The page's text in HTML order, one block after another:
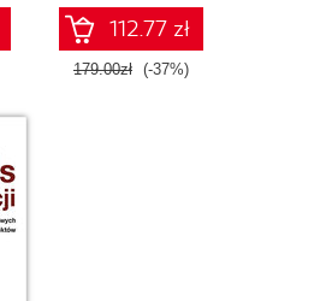
112.77 zł
179.00zł (-37%)